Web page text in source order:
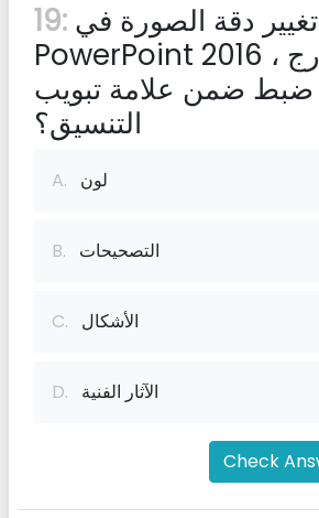
19:
PowerPoint 2016 ، أي مما يلي غير مدرج
ضمن علامة تبويب
التنسيق؟
A. لون
B. التصحيحات
C. الأشكال
D. الآثار الفنية
Check